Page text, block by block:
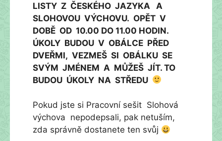
LISTY Z ČESKÉHO JAZYKA A
SLOHOVOU VÝCHOVU. OPĚT V
DOBĚ OD 10.00 DO 11.00 HODIN.
ÚKOLY BUDOU V OBÁLCE PŘED
DVEŘMI, VEZMEŠ SI OBÁLKU SE
SVÝM JMÉNEM A MŮŽEŠ JÍT. TO
BUDOU ÚKOLY NA STŘEDU
Pokud jste si Pracovní sešit Slohová
výchova nepodepsali, pak netuším,
zda správně dostanete ten svůj